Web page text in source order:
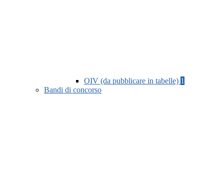
OIV (da pubblicare in tabelle) 1
Bandi di concorso